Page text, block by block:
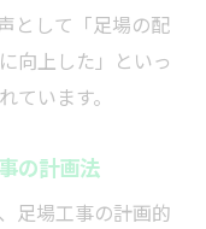
として「足場の配
向上した」といっ
ています。
の計画法
足場工事の計画的